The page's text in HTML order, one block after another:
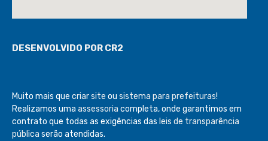
DESENVOLVIDO POR CR2
Muito mais que criar site ou sistema para prefeituras!
Realizamos uma assessoria completa, onde garantimos em
contrato que todas as exigências das leis de transparência
pública serão atendidas.